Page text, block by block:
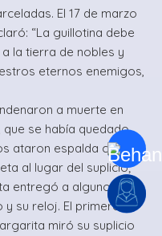
El 17 de marzo
“La guillotina debe
la tierra de nobles y
eternos enemigos,
a muerte en
que se había quedado
ataron espalda con
al lugar del suplicio;
entregó a algunos
y su reloj. El primero en
miró su suplicio